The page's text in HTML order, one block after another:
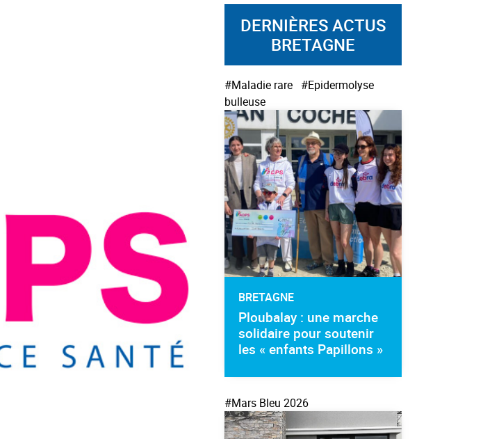
DERNIÈRES ACTUS
BRETAGNE
#Maladie rare #Epidermolyse
bulleuse
BRETAGNE
Ploubalay : une marche
solidaire pour soutenir
les « enfants Papillons »
#Mars Bleu 2026